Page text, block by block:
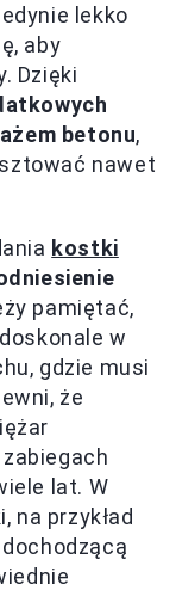
lekko
aby
Dzięki
betonu,
nawet
kostki
pamiętać,
w
gdzie musi
że
lat. W
na przykład